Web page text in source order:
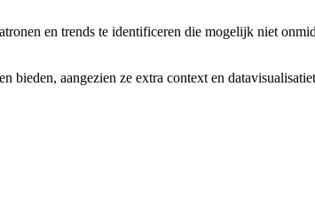
en trends te identificeren die mogelijk niet
aangezien ze extra context en